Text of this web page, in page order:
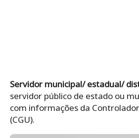
Servidor municipal/ estadual/
servidor público de estado ou
com informações da
(CGU).